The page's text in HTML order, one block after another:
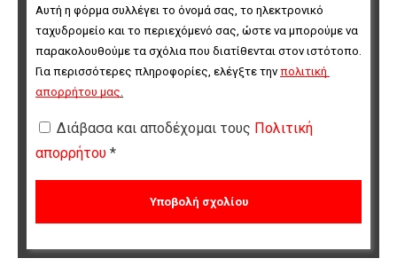
Αυτή η φόρμα συλλέγει το όνομά σας, το ηλεκτρονικό
ταχυδρομείο και το περιεχόμενό σας, ώστε να μπορούμε να
παρακολουθούμε τα σχόλια που διατίθενται στον ιστότοπο.
Για περισσότερες πληροφορίες, ελέγξτε την πολιτική
απορρήτου μας.
Διάβασα και αποδέχομαι τους Πολιτική
απορρήτου *